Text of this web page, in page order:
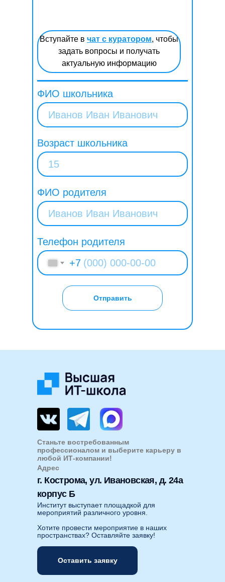
ФИО школьника
Возраст школьника
ФИО родителя
Телефон родителя
+7
Отправить
Вступайте в чат с куратором, чтобы
задать вопросы и получать
актуальную информацию
г. Кострома, ул. Ивановская, д. 24а
корпус Б
Адрес
Станьте востребованным
профессионалом и выберите карьеру в
любой ИТ-компании!
Институт выступает площадкой для
мероприятий различного уровня.
Хотите провести мероприятие в наших
пространствах? Оставляйте заявку!
Оставить заявку